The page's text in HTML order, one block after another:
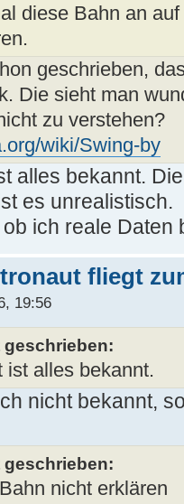
diese Bahn an
geschrieben,
Die sieht man
zu verstehen?
wiki/Swing-by
alles bekannt.
es unrealistisch.
ich reale Daten
fliegt
19:56
ist alles bekannt.
nicht bekannt,
nicht erklären